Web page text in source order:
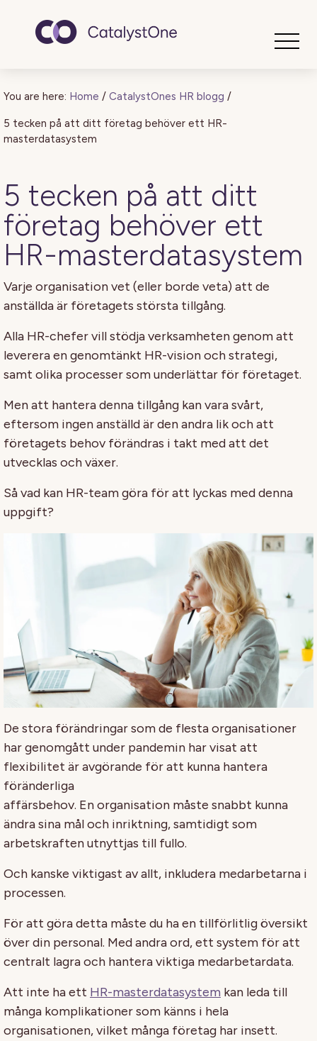
You are here: Home / CatalystOnes HR blogg /
5 tecken på att ditt företag behöver ett HR-
masterdatasystem
5 tecken på att ditt
företag behöver ett
HR-masterdatasystem
Varje organisation vet (eller borde veta) att de
anställda är företagets största tillgång.
Alla HR-chefer vill stödja verksamheten genom att
leverera en genomtänkt HR-vision och strategi,
samt olika processer som underlättar för företaget.
Men att hantera denna tillgång kan vara svårt,
eftersom ingen anställd är den andra lik och att
företagets behov förändras i takt med att det
utvecklas och växer.
Så vad kan HR-team göra för att lyckas med denna
uppgift?
De stora förändringar som de flesta organisationer
har genomgått under pandemin har visat att
flexibilitet är avgörande för att kunna hantera
föränderliga
affärsbehov. En organisation måste snabbt kunna
ändra sina mål och inriktning, samtidigt som
arbetskraften utnyttjas till fullo.
Och kanske viktigast av allt, inkludera medarbetarna i
processen.
För att göra detta måste du ha en tillförlitlig översikt
över din personal. Med andra ord, ett system för att
centralt lagra och hantera viktiga medarbetardata.
Att inte ha ett HR-masterdatasystem kan leda till
många komplikationer som känns i hela
organisationen, vilket många företag har insett.